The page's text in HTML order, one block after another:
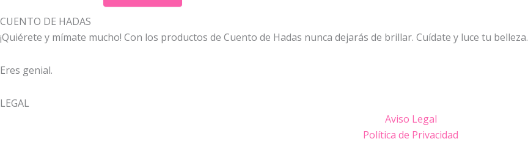
CUENTO DE HADAS
¡Quiérete y mímate mucho! Con los productos de Cuento de Hadas nunca dejarás de brillar. Cuídate y luce tu belleza.
Eres genial.
LEGAL
Aviso Legal
Política de Privacidad